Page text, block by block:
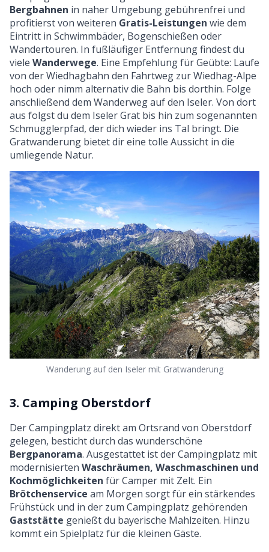
Bergbahnen in naher Umgebung gebührenfrei und
profitierst von weiteren Gratis-Leistungen wie dem
Eintritt in Schwimmbäder, Bogenschießen oder
Wandertouren. In fußläufiger Entfernung findest du
viele Wanderwege. Eine Empfehlung für Geübte: Laufe
von der Wiedhagbahn den Fahrtweg zur Wiedhag-Alpe
hoch oder nimm alternativ die Bahn bis dorthin. Folge
anschließend dem Wanderweg auf den Iseler. Von dort
aus folgst du dem Iseler Grat bis hin zum sogenannten
Schmugglerpfad, der dich wieder ins Tal bringt. Die
Gratwanderung bietet dir eine tolle Aussicht in die
umliegende Natur.
Wanderung auf den Iseler mit Gratwanderung
3. Camping Oberstdorf
Der Campingplatz direkt am Ortsrand von Oberstdorf
gelegen, besticht durch das wunderschöne
Bergpanorama. Ausgestattet ist der Campingplatz mit
modernisierten Waschräumen, Waschmaschinen und
Kochmöglichkeiten für Camper mit Zelt. Ein
Brötchenservice am Morgen sorgt für ein stärkendes
Frühstück und in der zum Campingplatz gehörenden
Gaststätte genießt du bayerische Mahlzeiten. Hinzu
kommt ein Spielplatz für die kleinen Gäste.